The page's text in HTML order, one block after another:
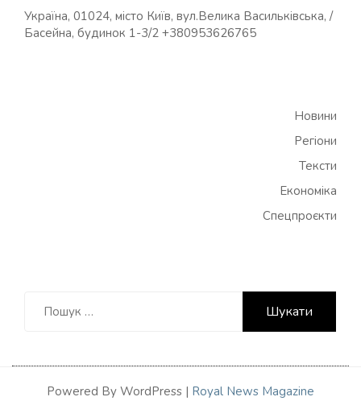
Україна, 01024, місто Київ, вул.Велика Васильківська, /
Басейна, будинок 1-3/2 +380953626765
Новини
Регіони
Тексти
Економіка
Спецпроєкти
Powered By WordPress | Royal News Magazine